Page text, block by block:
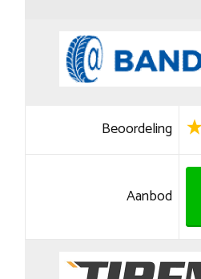
Beoordeling
Aanbod